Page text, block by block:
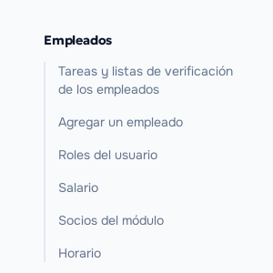
Empleados
Tareas y listas de verificación
de los empleados
Agregar un empleado
Roles del usuario
Salario
Socios del módulo
Horario